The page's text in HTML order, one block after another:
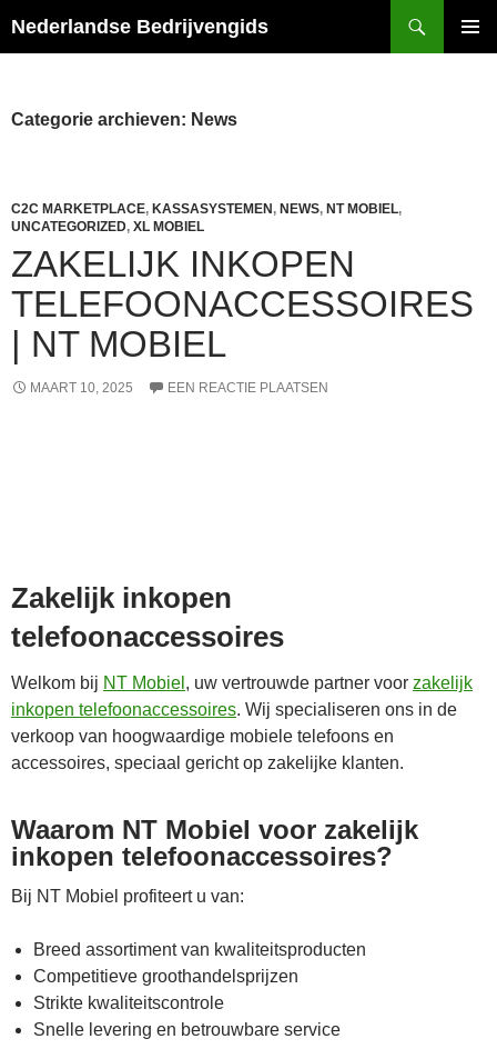
naar
Nederlandse Bedrijvengids
Categorie archieven: News
C2C MARKETPLACE, KASSASYSTEMEN , NEWS, NT MOBIEL,
UNCATEGORIZED, XL MOBIEL
ZAKELIJK INKOPEN
TELEFOONACCESSOIRES
| NT MOBIEL
MAART 10, 2025 EEN REACTIE PLAATSEN
Zakelijk inkopen
telefoonaccessoires
Welkom bij NT Mobiel , uw vertrouwde partner voor zakelijk
inkopen telefoonaccessoires. Wij specialiseren ons in de
verkoop van hoogwaardige mobiele telefoons en
accessoires, speciaal gericht op zakelijke klanten.
Waarom NT Mobiel voor zakelijk
inkopen telefoonaccessoires?
Bij NT Mobiel profiteert u van:
Breed assortiment van kwaliteitsproducten
Competitieve groothandelsprijzen
Strikte kwaliteitscontrole
Snelle levering en betrouwbare service